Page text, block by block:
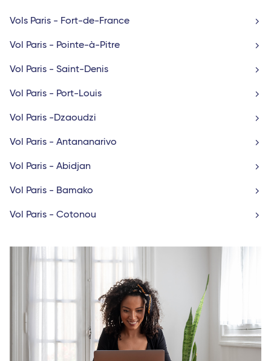
Vols Paris - Fort-de-France
Vol Paris - Pointe-à-Pitre
Vol Paris - Saint-Denis
Vol Paris - Port-Louis
Vol Paris -Dzaoudzi
Vol Paris - Antananarivo
Vol Paris - Abidjan
Vol Paris - Bamako
Vol Paris - Cotonou